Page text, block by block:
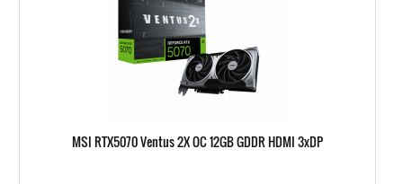
MSI RTX5070 Ventus 2X OC 12GB GDDR HDMI 3xDP